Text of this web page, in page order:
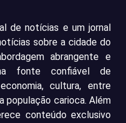
de notícias e um jornal
sobre a cidade do
abrangente e
fonte confiável de
cultura, entre
população carioca. Além
conteúdo exclusivo